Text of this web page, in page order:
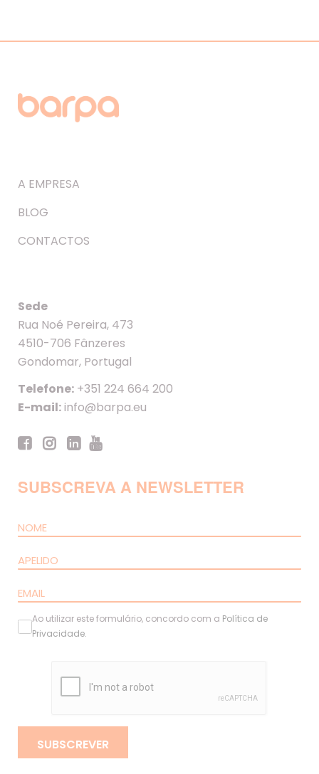
A EMPRESA
BLOG
CONTACTOS
Sede
Rua Noé Pereira, 473
4510-706 Fânzeres
Gondomar, Portugal
Telefone: +351 224 664 200
E-mail:info@barpa.eu
SUBSCREVA A NEWSLETTER
Ao utilizar este formulário, concordo com a Política de
Privacidade.
SUBSCREVER